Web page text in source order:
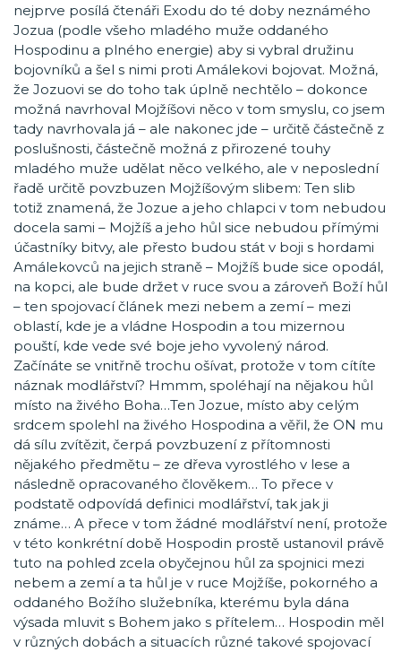
nejprve posílá čtenáři Exodu do té doby neznámého
Jozua (podle všeho mladého muže oddaného
Hospodinu a plného energie) aby si vybral družinu
bojovníků a šel s nimi proti Amálekovi bojovat. Možná,
že Jozuovi se do toho tak úplně nechtělo – dokonce
možná navrhoval Mojžíšovi něco v tom smyslu, co jsem
tady navrhovala já – ale nakonec jde – určitě částečně z
poslušnosti, částečně možná z přirozené touhy
mladého muže udělat něco velkého, ale v neposlední
řadě určitě povzbuzen Mojžíšovým slibem: Ten slib
totiž znamená, že Jozue a jeho chlapci v tom nebudou
docela sami – Mojžíš a jeho hůl sice nebudou přímými
účastníky bitvy, ale přesto budou stát v boji s hordami
Amálekovců na jejich straně – Mojžíš bude sice opodál,
na kopci, ale bude držet v ruce svou a zároveň Boží hůl
– ten spojovací článek mezi nebem a zemí – mezi
oblastí, kde je a vládne Hospodin a tou mizernou
pouští, kde vede své boje jeho vyvolený národ.
Začínáte se vnitřně trochu ošívat, protože v tom cítíte
náznak modlářství? Hmmm, spoléhají na nějakou hůl
místo na živého Boha…Ten Jozue, místo aby celým
srdcem spolehl na živého Hospodina a věřil, že ON mu
dá sílu zvítězit, čerpá povzbuzení z přítomnosti
nějakého předmětu – ze dřeva vyrostlého v lese a
následně opracovaného člověkem… To přece v
podstatě odpovídá definici modlářství, tak jak ji
známe… A přece v tom žádné modlářství není, protože
v této konkrétní době Hospodin prostě ustanovil právě
tuto na pohled zcela obyčejnou hůl za spojnici mezi
nebem a zemí a ta hůl je v ruce Mojžíše, pokorného a
oddaného Božího služebníka, kterému byla dána
výsada mluvit s Bohem jako s přítelem… Hospodin měl
v různých dobách a situacích různé takové spojovací